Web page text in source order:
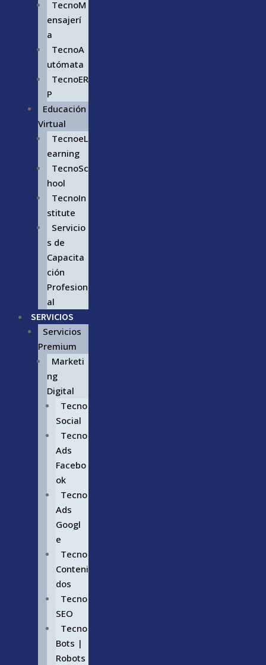
TecnoM
ensajerí
a
TecnoA
utómata
TecnoER
P
Educación
Virtual
TecnoeL
earning
TecnoSc
hool
TecnoIn
stitute
Servicio
s de
Capacita
ción
Profesion
al
SERVICIOS
Servicios
Premium
Marketi
ng
Digital
Tecno
Social
Tecno
Ads
Facebo
ok
Tecno
Ads
Googl
e
Tecno
Conteni
dos
Tecno
SEO
Tecno
Bots |
Robots